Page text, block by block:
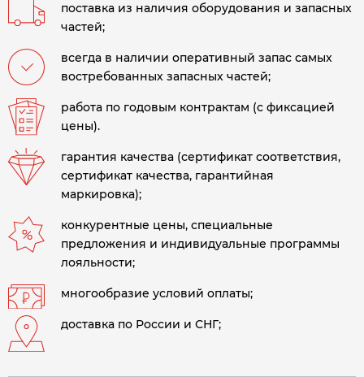
поставка из наличия оборудования и запасных
частей;
всегда в наличии оперативный запас самых
востребованных запасных частей;
работа по годовым контрактам (с фиксацией
цены).
гарантия качества (сертификат соответствия,
сертификат качества, гарантийная
маркировка);
конкурентные цены, специальные
предложения и индивидуальные программы
лояльности;
многообразие условий оплаты;
доставка по России и СНГ;